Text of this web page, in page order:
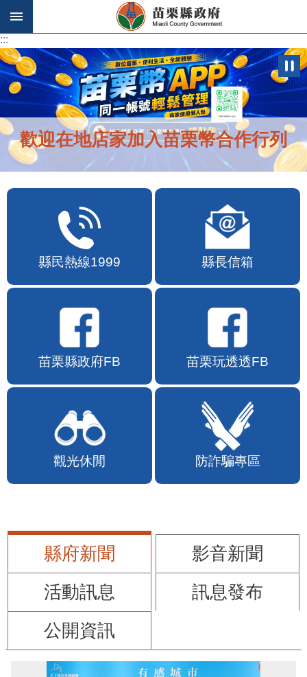
跳到主要內容區塊
:::
:::
歡迎在地店家加入苗栗幣合作行列
縣民熱線1999 縣長信箱
苗栗縣政府FB 苗栗玩透透FB
觀光休閒 防詐騙專區
縣府新聞
影音新聞
活動訊息
訊息發布
公開資訊